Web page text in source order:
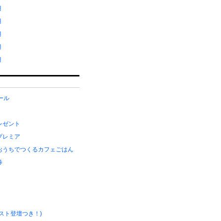
ル
ゼント
レミア
うちでつくるカフェごはん
ト登壇つき！)